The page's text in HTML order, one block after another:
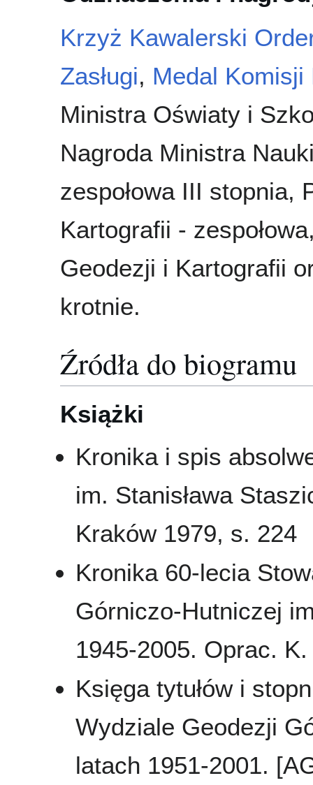
Krzyż Kawalerski
Zasługi, Medal
Ministra Oświaty i
Nagroda Ministra
zespołowa III stopnia,
Kartografii -
Geodezji i Kartografii
krotnie.
Źródła do biogramu
Książki
Kronika i spis
im. Stanisława
Kraków 1979, s. 224
Kronika 60-lecia
Górniczo-Hutniczej
1945-2005. Oprac.
Księga tytułów i
Wydziale Geodezji
latach 1951-2001.